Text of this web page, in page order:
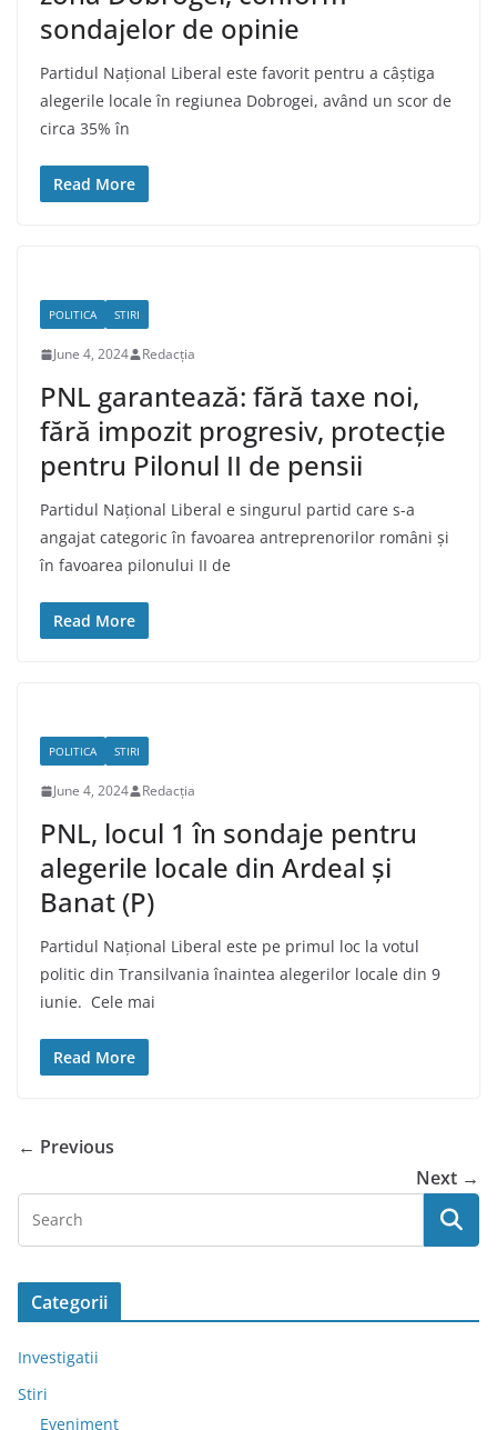
sondajelor de opinie
Partidul Național Liberal este favorit pentru a câștiga
alegerile locale în regiunea Dobrogei, având un scor de
circa 35% în
Read More
POLITICA STIRI
June 4, 2024 Redacția
PNL garantează: fără taxe noi,
fără impozit progresiv, protecție
pentru Pilonul II de pensii
Partidul Național Liberal e singurul partid care s-a
angajat categoric în favoarea antreprenorilor români și
în favoarea pilonului II de
Read More
POLITICA STIRI
June 4, 2024 Redacția
PNL, locul 1 în sondaje pentru
alegerile locale din Ardeal și
Banat (P)
Partidul Național Liberal este pe primul loc la votul
politic din Transilvania înaintea alegerilor locale din 9
iunie. Cele mai
Read More
← Previous
Next →
Categorii
Investigatii
Stiri
Eveniment